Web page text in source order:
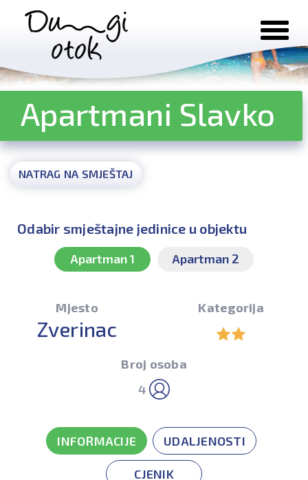
Preskoči na sadržaj
Apartmani Slavko
NATRAG NA SMJEŠTAJ
Odabir smještajne jedinice u objektu
Apartman 1 Apartman 2
Mjesto
Zverinac
Kategorija
Broj osoba
4
INFORMACIJE UDALJENOSTI
CJENIK